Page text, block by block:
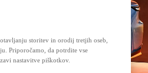
storitev in orodij tretjih oseb,
Priporočamo, da potrdite vse
nastavitve piškotkov.